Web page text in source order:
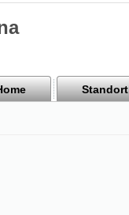
Standort